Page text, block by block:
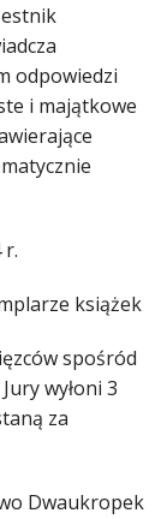
odpowiedzi
i majątkowe
r.
książek
spośród
wyłoni 3
za
Dwaukropek